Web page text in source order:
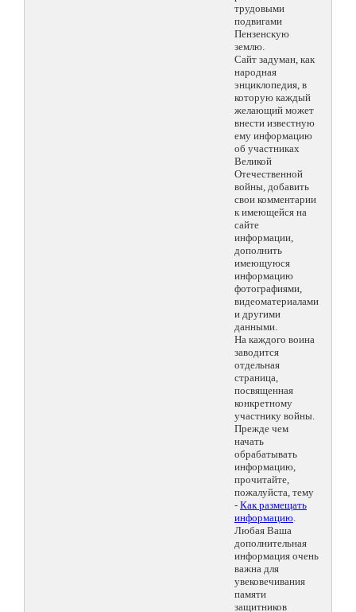
трудовыми
подвигами
Пензенскую
землю.
Сайт задуман, как
народная
энциклопедия, в
которую каждый
желающий может
внести известную
ему информацию
об участниках
Великой
Отечественной
войны, добавить
свои комментарии
к имеющейся на
сайте
информации,
дополнить
имеющуюся
информацию
фотографиями,
видеоматериалами
и другими
данными.
На каждого воина
заводится
отдельная
страница,
посвященная
конкретному
участнику войны.
Прежде чем
начать
обрабатывать
информацию,
прочитайте,
пожалуйста, тему
- Как размещать
информацию.
Любая Ваша
дополнительная
информация очень
важна для
увековечивания
памяти
защитников